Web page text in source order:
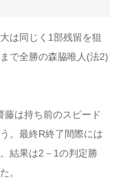
は同じく1部残留を狙
で全勝の森脇唯人(法2)
は持ち前のスピード
。最終R終了間際には
結果は2－1の判定勝
。